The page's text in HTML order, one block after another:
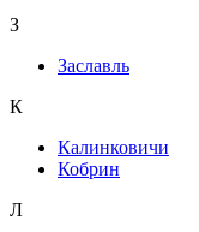
З
Заславль
К
Калинковичи
Кобрин
Л